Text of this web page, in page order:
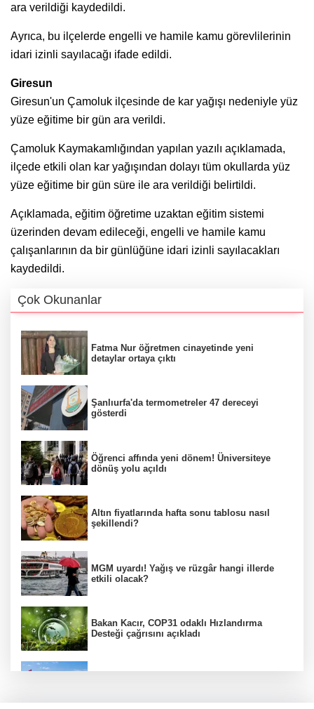
ara verildiği kaydedildi.
Ayrıca, bu ilçelerde engelli ve hamile kamu görevlilerinin
idari izinli sayılacağı ifade edildi.
Giresun
Giresun'un Çamoluk ilçesinde de kar yağışı nedeniyle yüz
yüze eğitime bir gün ara verildi.
Çamoluk Kaymakamlığından yapılan yazılı açıklamada,
ilçede etkili olan kar yağışından dolayı tüm okullarda yüz
yüze eğitime bir gün süre ile ara verildiği belirtildi.
Açıklamada, eğitim öğretime uzaktan eğitim sistemi
üzerinden devam edileceği, engelli ve hamile kamu
çalışanlarının da bir günlüğüne idari izinli sayılacakları
kaydedildi.
Çok Okunanlar
Fatma Nur öğretmen cinayetinde yeni
detaylar ortaya çıktı
Şanlıurfa'da termometreler 47 dereceyi
gösterdi
Öğrenci affında yeni dönem! Üniversiteye
dönüş yolu açıldı
Altın fiyatlarında hafta sonu tablosu nasıl
şekillendi?
MGM uyardı! Yağış ve rüzgâr hangi illerde
etkili olacak?
Bakan Kacır, COP31 odaklı Hızlandırma
Desteği çağrısını açıkladı